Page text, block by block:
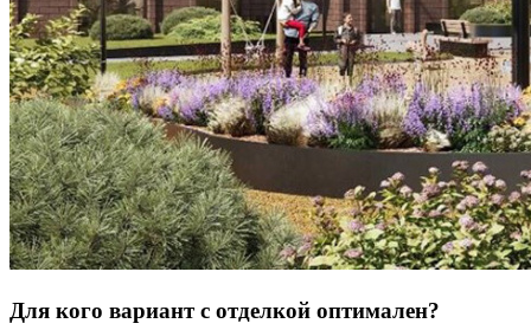
Для кого вариант с отделкой оптимален?